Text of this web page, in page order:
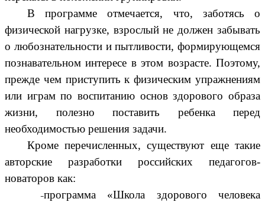
В программе отмечается, что, заботясь о
физической нагрузке, взрослый не должен забывать
о любознательности и пытливости, формирующемся
познавательном интересе в этом возрасте. Поэтому,
прежде чем приступить к физическим упражнениям
или играм по воспитанию основ здорового образа
жизни, полезно поставить ребенка перед
необходимостью решения задачи.
Кроме перечисленных, существуют еще такие
авторские разработки российских педагогов-
новаторов как:
программа «Школа здорового человека